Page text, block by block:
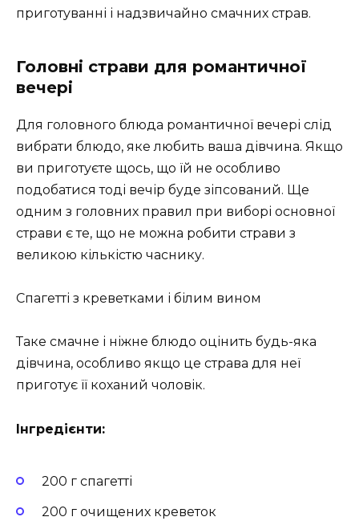
приготуванні і надзвичайно смачних страв.
Головні страви для романтичної
вечері
Для головного блюда романтичної вечері слід
вибрати блюдо, яке любить ваша дівчина. Якщо
ви приготуєте щось, що їй не особливо
подобатися тоді вечір буде зіпсований. Ще
одним з головних правил при виборі основної
страви є те, що не можна робити страви з
великою кількістю часнику.
Спагетті з креветками і білим вином
Таке смачне і ніжне блюдо оцінить будь-яка
дівчина, особливо якщо це страва для неї
приготує її коханий чоловік.
Інгредієнти:
200 г спагетті
200 г очищених креветок